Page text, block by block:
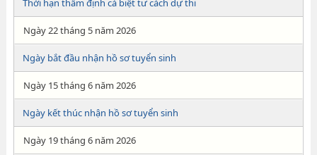
Thời hạn thẩm định cá biệt tư cách dự thi
Ngày 22 tháng 5 năm 2026
Ngày bắt đầu nhận hồ sơ tuyển sinh
Ngày 15 tháng 6 năm 2026
Ngày kết thúc nhận hồ sơ tuyển sinh
Ngày 19 tháng 6 năm 2026